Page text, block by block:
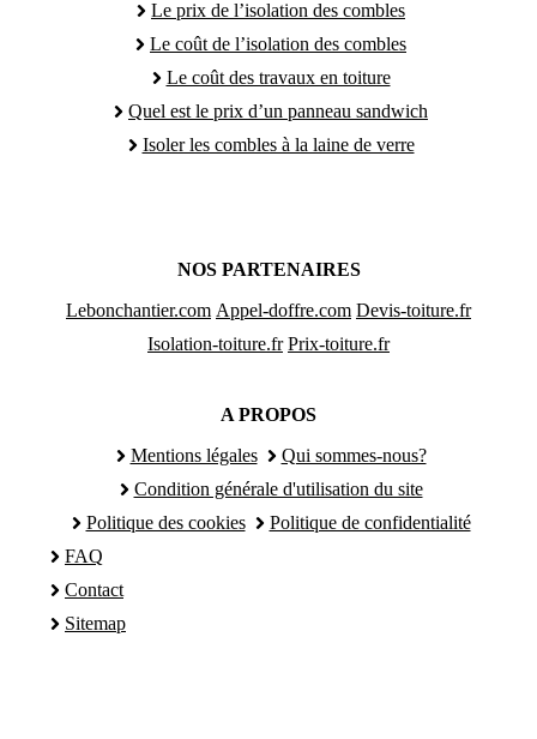
Le prix de l’isolation des combles
Le coût de l’isolation des combles
Le coût des travaux en toiture
Quel est le prix d’un panneau sandwich
Isoler les combles à la laine de verre
NOS PARTENAIRES
Lebonchantier.com Appel-doffre.com Devis-toiture.fr
Isolation-toiture.fr Prix-toiture.fr
A PROPOS
Mentions légales
Qui sommes-nous?
Condition générale d'utilisation du site
Politique des cookies
Politique de confidentialité
FAQ
Contact
Sitemap